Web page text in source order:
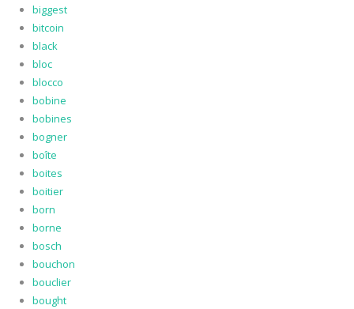
biggest
bitcoin
black
bloc
blocco
bobine
bobines
bogner
boîte
boites
boitier
born
borne
bosch
bouchon
bouclier
bought